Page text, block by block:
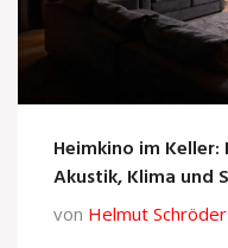
Heimkino im
Akustik, Klima und
von Helmut Schröder